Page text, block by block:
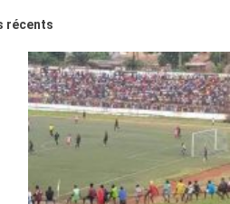
récents